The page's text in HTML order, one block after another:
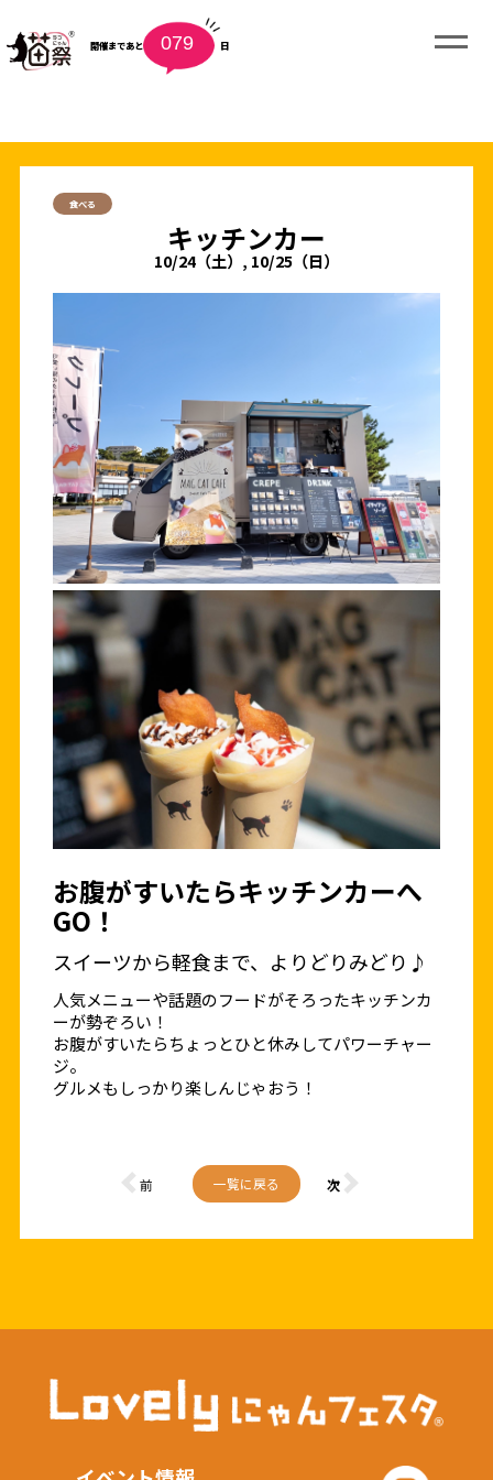
開催まであと 079 日
食べる
キッチンカー
10/24（土）, 10/25（日）
お腹がすいたらキッチンカーへ
GO！
スイーツから軽食まで、よりどりみどり♪
人気メニューや話題のフードがそろったキッチンカ
ーが勢ぞろい！
お腹がすいたらちょっとひと休みしてパワーチャー
ジ。
グルメもしっかり楽しんじゃおう！
前 一覧に戻る 次